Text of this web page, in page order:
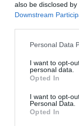
also be disclosed
Downstream
Personal Data
I want to opt-
personal data.
Opted In
I want to opt-
Personal Data.
Opted In